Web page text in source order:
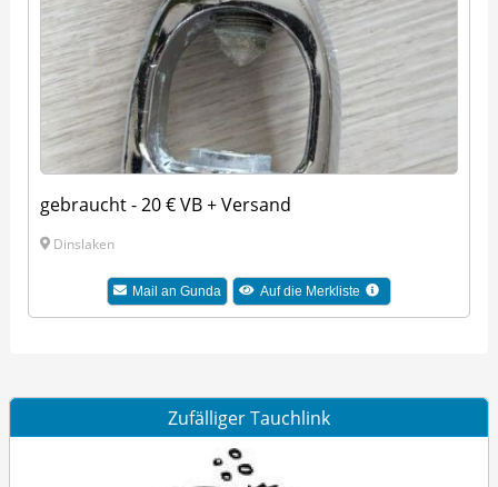
gebraucht - 20 € VB + Versand
Dinslaken
Mail an Gunda Auf die Merkliste
Zufälliger Tauchlink